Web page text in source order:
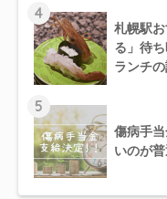
4
札幌駅
る」待
ランチ
5
傷病手
いのが